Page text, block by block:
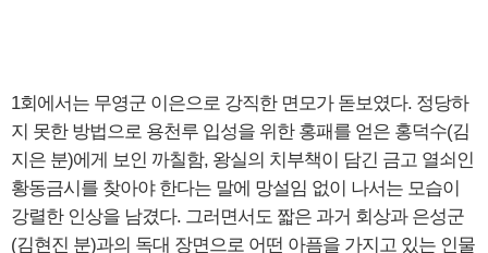
1회에서는 무영군 이은으로 강직한 면모가 돋보였다. 정당하
지 못한 방법으로 용천루 입성을 위한 홍패를 얻은 홍덕수(김
지은 분)에게 보인 까칠함, 왕실의 치부책이 담긴 금고 열쇠인
황동금시를 찾아야 한다는 말에 망설임 없이 나서는 모습이
강렬한 인상을 남겼다. 그러면서도 짧은 과거 회상과 은성군
(김현진 분)과의 독대 장면으로 어떤 아픔을 가지고 있는 인물